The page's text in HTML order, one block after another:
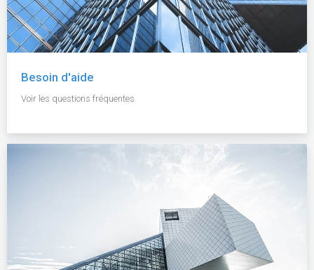
Besoin d'aide
Voir les questions fréquentes.